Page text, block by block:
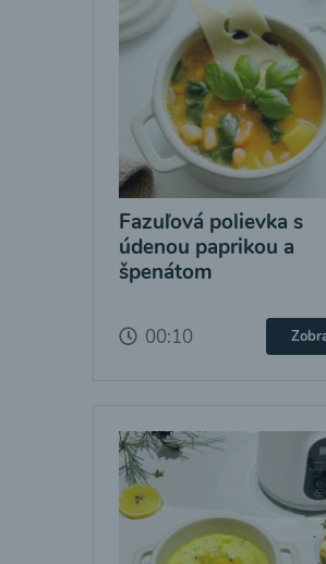
Fazuľová polievka s
údenou paprikou a
špenátom
00:10